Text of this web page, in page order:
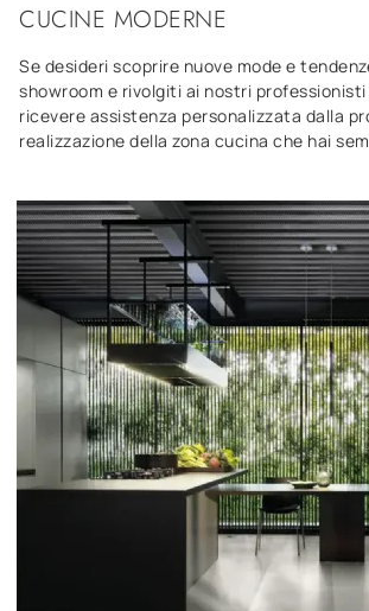
CUCINE MODERNE
Se desideri scoprire nuove mode e
showroom e rivolgiti ai nostri
ricevere assistenza personalizzata dalla
realizzazione della zona cucina che hai